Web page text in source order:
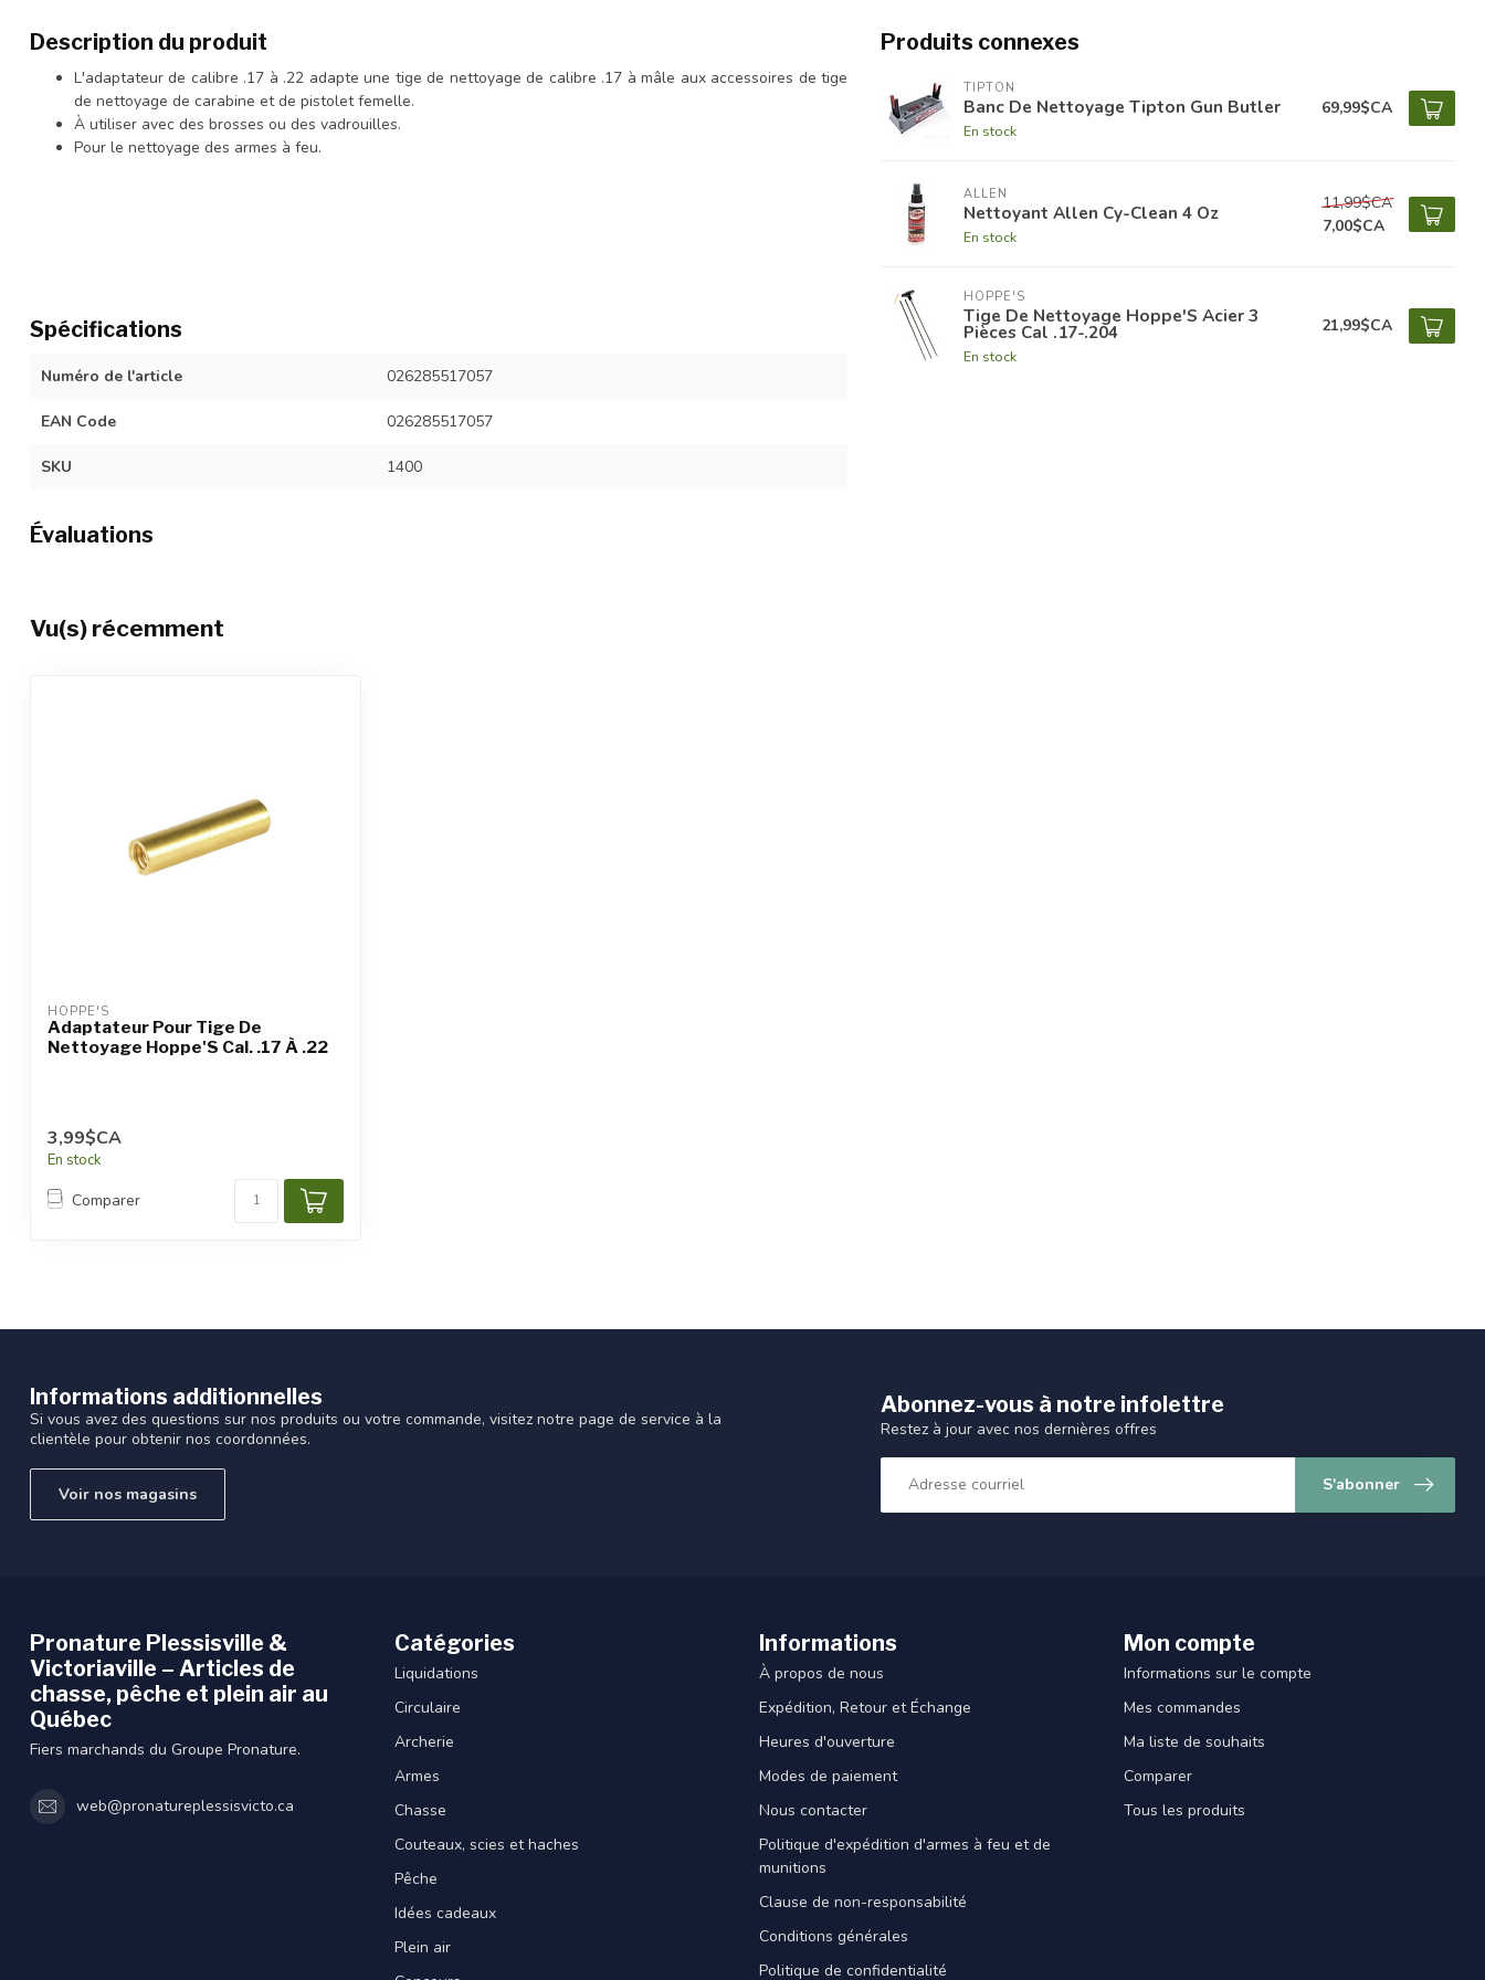
Description du produit
L'adaptateur de calibre .17 à .22 adapte une tige de nettoyage de calibre .17 à mâle aux accessoires de tige
de nettoyage de carabine et de pistolet femelle.
À utiliser avec des brosses ou des vadrouilles.
Pour le nettoyage des armes à feu.
Spécifications
Numéro de l'article 026285517057
EAN Code 026285517057
SKU 1400
Évaluations
Produits connexes
TIPTON
Banc De Nettoyage Tipton Gun Butler
En stock
69,99$CA
ALLEN
Nettoyant Allen Cy-Clean 4 Oz
En stock
11,99$CA
7,00$CA
HOPPE'S
Tige De Nettoyage Hoppe'S Acier 3
Pièces Cal .17-.204
En stock
21,99$CA
Vu(s) récemment
HOPPE'S
Adaptateur Pour Tige De
Nettoyage Hoppe'S Cal. .17 À .22
3,99$CA
En stock
Comparer
Informations additionnelles
Si vous avez des questions sur nos produits ou votre commande, visitez notre page de service à la
clientèle pour obtenir nos coordonnées.
Voir nos magasins
Abonnez-vous à notre infolettre
Restez à jour avec nos dernières offres
S'abonner
Pronature Plessisville &
Victoriaville – Articles de
chasse, pêche et plein air au
Québec
Fiers marchands du Groupe Pronature.
web@pronatureplessisvicto.ca
Catégories
Liquidations
Circulaire
Archerie
Armes
Chasse
Couteaux, scies et haches
Pêche
Idées cadeaux
Plein air
Informations
À propos de nous
Expédition, Retour et Échange
Heures d'ouverture
Modes de paiement
Nous contacter
Politique d'expédition d'armes à feu et de
munitions
Clause de non-responsabilité
Conditions générales
Politique de confidentialité
Mon compte
Informations sur le compte
Mes commandes
Ma liste de souhaits
Comparer
Tous les produits